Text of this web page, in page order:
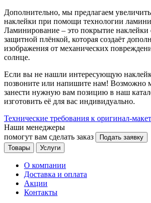
Дополнительно, мы предлагаем
наклейки при помощи технологии
Ламинирование – это покрытие наклейки
защитной плёнкой, которая создаёт
изображения от механических
солнце.
Если вы не нашли интересующую
позвоните или напишите нам! Возможно
занести нужную вам позицию в наш
изготовить её для вас индивидуально.
Технические требования к оригинал-
Наши менеджеры
помогут вам сделать заказ
Подать заявку
Товары
Услуги
О компании
Доставка и оплата
Акции
Контакты